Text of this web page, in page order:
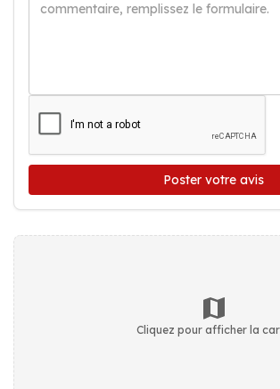
Poster votre avis
Cliquez pour afficher la